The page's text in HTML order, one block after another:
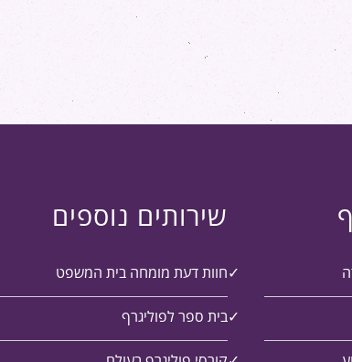
שירותים נוספים
חוות דעת מומחה בית המשפט
בית ספר לפוליגרף